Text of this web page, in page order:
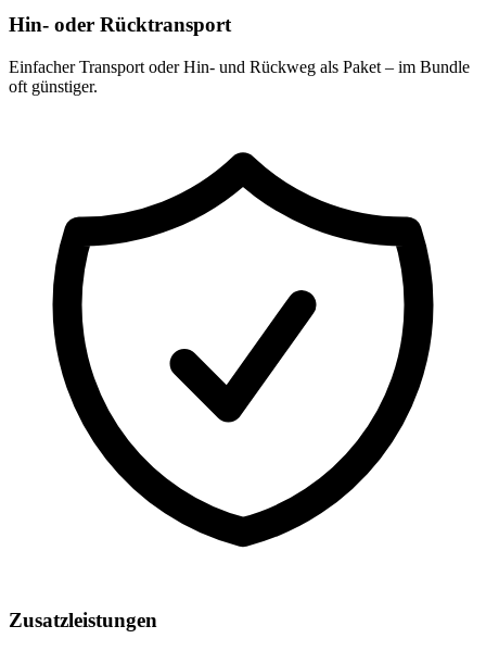
Hin- oder Rücktransport
Einfacher Transport oder Hin- und Rückweg als Paket – im Bundle
oft günstiger.
Zusatzleistungen